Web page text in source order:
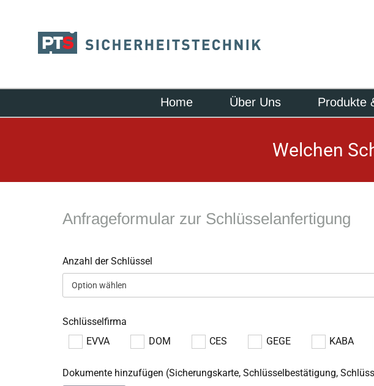
Home Über Uns Produkte
Welchen
Anfrageformular zur Schlüsselanfertigung
Anzahl der Schlüssel
Schlüsselfirma
EVVA
DOM CES GEGE KABA
Dokumente hinzufügen (Sicherungskarte, Schlüsselbestätigung,